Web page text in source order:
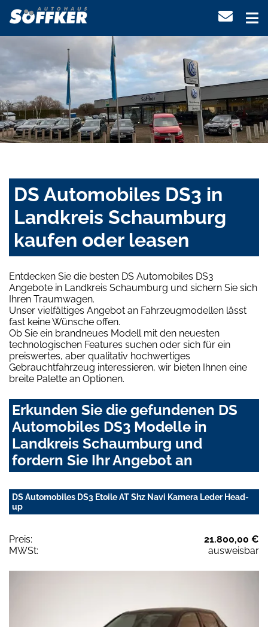
DS Automobiles DS3 in
Landkreis Schaumburg
kaufen oder leasen
Entdecken Sie die besten DS Automobiles DS3
Angebote in Landkreis Schaumburg und sichern Sie sich
Ihren Traumwagen.
Unser vielfältiges Angebot an Fahrzeugmodellen lässt
fast keine Wünsche offen.
Ob Sie ein brandneues Modell mit den neuesten
technologischen Features suchen oder sich für ein
preiswertes, aber qualitativ hochwertiges
Gebrauchtfahrzeug interessieren, wir bieten Ihnen eine
breite Palette an Optionen.
Erkunden Sie die gefundenen DS
Automobiles DS3 Modelle in
Landkreis Schaumburg und
fordern Sie Ihr Angebot an
DS Automobiles DS3 Etoile AT Shz Navi Kamera Leder Head-
up
Preis:
21.800,00 €
MWSt:
ausweisbar